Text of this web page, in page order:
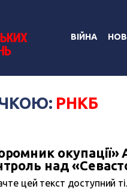
ВІЙНА
РНКБ
окупації»
над
цей текст доступний